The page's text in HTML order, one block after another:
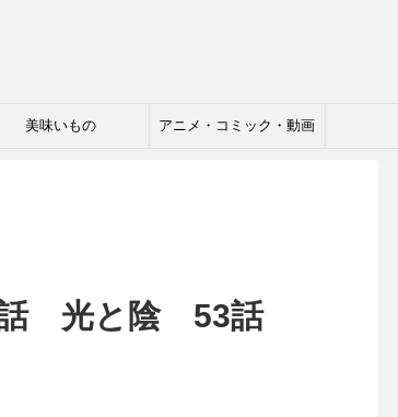
美味いもの アニメ・コミック・動画
話 光と陰 53話